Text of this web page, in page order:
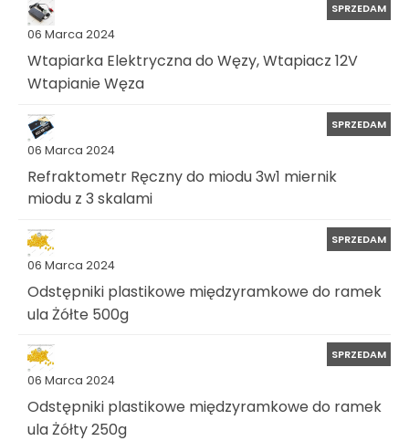
06 Marca 2024
SPRZEDAM
Wtapiarka Elektryczna do Węzy, Wtapiacz 12V
Wtapianie Węza
06 Marca 2024
SPRZEDAM
Refraktometr Ręczny do miodu 3w1 miernik
miodu z 3 skalami
06 Marca 2024
SPRZEDAM
Odstępniki plastikowe międzyramkowe do ramek
ula Żółte 500g
06 Marca 2024
SPRZEDAM
Odstępniki plastikowe międzyramkowe do ramek
ula Żółty 250g